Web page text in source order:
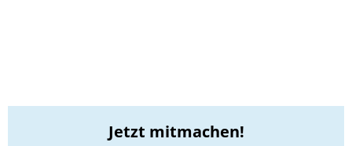
Jetzt mitmachen!